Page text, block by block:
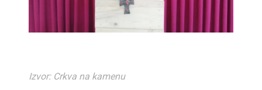
Izvor: Crkva na kamenu